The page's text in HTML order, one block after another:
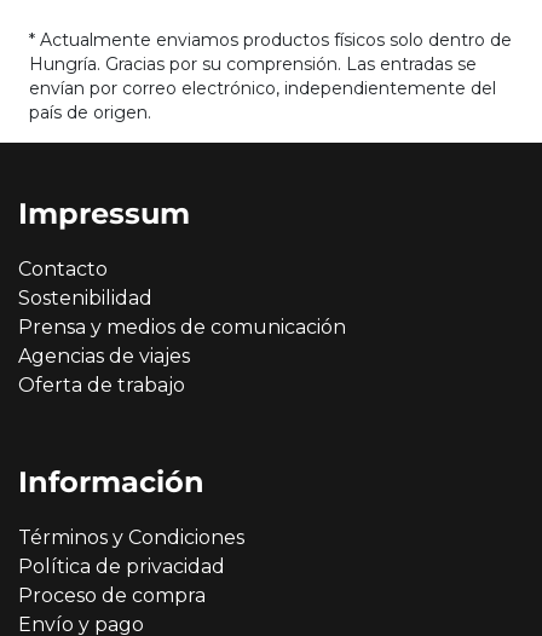
* Actualmente enviamos productos físicos solo dentro de
Hungría. Gracias por su comprensión. Las entradas se
envían por correo electrónico, independientemente del
país de origen.
Impressum
Contacto
Sostenibilidad
Prensa y medios de comunicación
Agencias de viajes
Oferta de trabajo
Información
Términos y Condiciones
Política de privacidad
Proceso de compra
Envío y pago